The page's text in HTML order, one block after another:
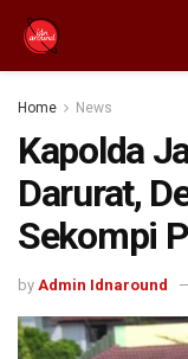
Home News
Kapolda
Darurat,
Sekompi
by Admin Idnaround